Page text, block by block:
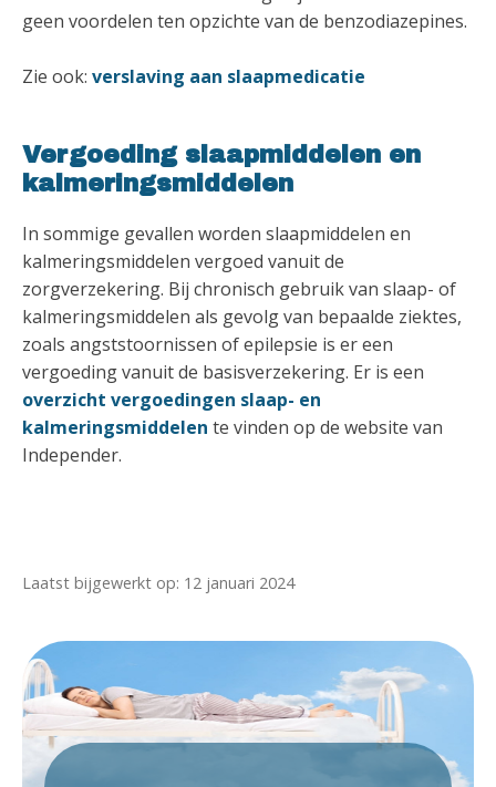
geen voordelen ten opzichte van de benzodiazepines.
Zie ook: verslaving aan slaapmedicatie
Vergoeding slaapmiddelen en
kalmeringsmiddelen
In sommige gevallen worden slaapmiddelen en
kalmeringsmiddelen vergoed vanuit de
zorgverzekering. Bij chronisch gebruik van slaap- of
kalmeringsmiddelen als gevolg van bepaalde ziektes,
zoals angststoornissen of epilepsie is er een
vergoeding vanuit de basisverzekering. Er is een
overzicht vergoedingen slaap- en
kalmeringsmiddelen te vinden op de website van
Independer.
Laatst bijgewerkt op: 12 januari 2024